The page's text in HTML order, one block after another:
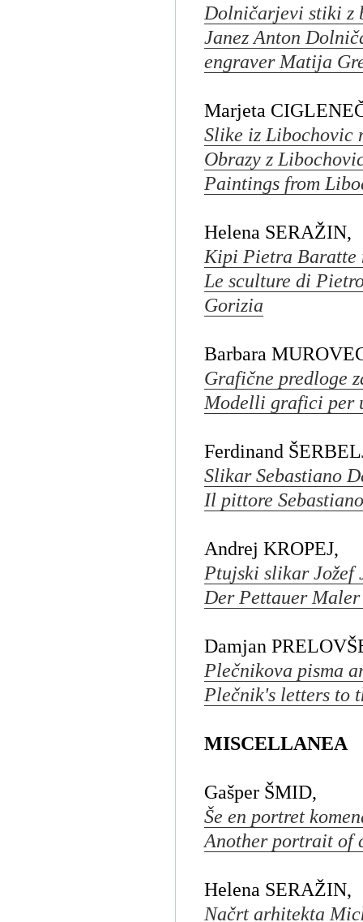
Dolničarjevi stiki z
Janez Anton
engraver Matija
Marjeta
Slike iz Libochovic
Obrazy z
Paintings from
Helena SERAŽIN,
Kipi Pietra Baratte
Le sculture di
Gorizia
Barbara
Grafične predloge
Modelli grafici per
Ferdinand
Slikar Sebastiano
Il pittore
Andrej KROPEJ,
Ptujski slikar Jožef
Der Pettauer
Damjan
Plečnikova pisma
Plečnik's letters to
MISCELLANEA
Gašper ŠMID,
Še en portret
Another portrait of
Helena SERAŽIN,
Načrt arhitekta